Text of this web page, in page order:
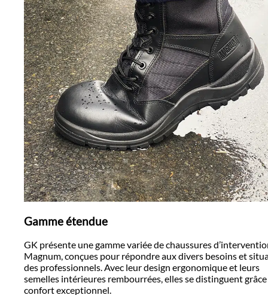
Gamme étendue
GK présente une gamme variée de chaussures
Magnum, conçues pour répondre aux divers besoins et
des professionnels. Avec leur design ergonomique et leurs
semelles intérieures rembourrées, elles se distinguent
confort exceptionnel.